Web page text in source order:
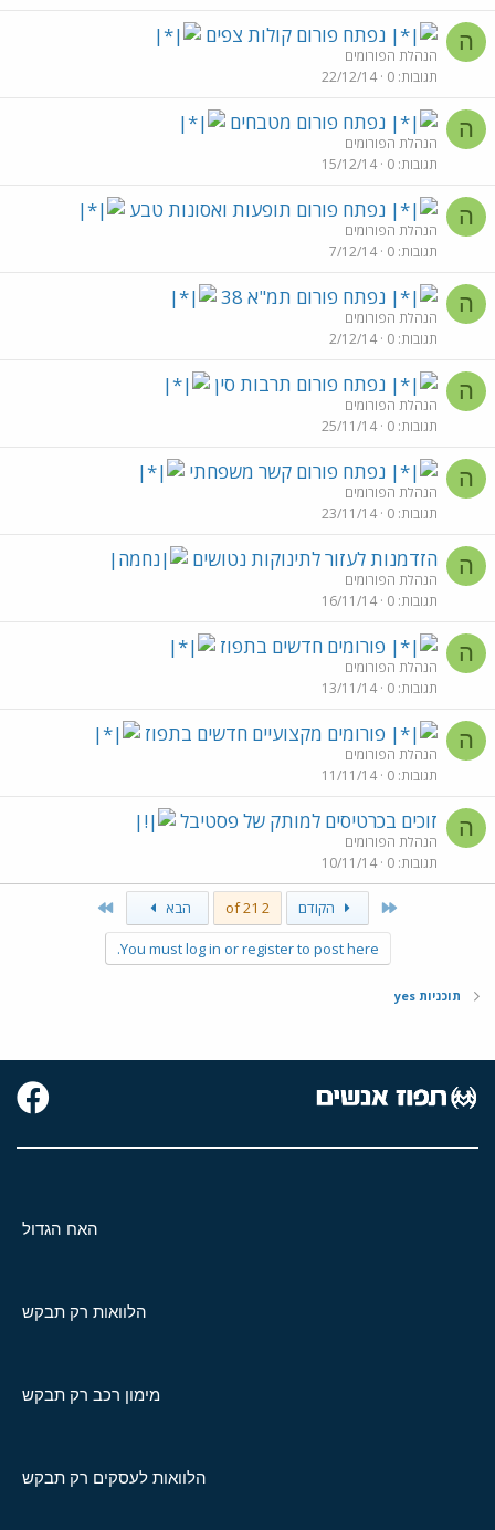
ה נפתח פורום קולות צפים
הנהלת הפורומים
תגובות 0
22/12/14
ה נפתח פורום מטבחים
הנהלת הפורומים
תגובות 0
15/12/14
ה נפתח פורום תופעות ואסונות טבע
הנהלת הפורומים
תגובות 0
7/12/14
ה נפתח פורום תמ"א 38
הנהלת הפורומים
תגובות 0
2/12/14
ה נפתח פורום תרבות סין
הנהלת הפורומים
תגובות 0
25/11/14
ה נפתח פורום קשר משפחתי
הנהלת הפורומים
תגובות 0
23/11/14
ה הזדמנות לעזור לתינוקות נטושים
הנהלת הפורומים
תגובות 0
16/11/14
ה פורומים חדשים בתפוז
הנהלת הפורומים
תגובות 0
13/11/14
ה פורומים מקצועיים חדשים בתפוז
הנהלת הפורומים
תגובות 0
11/11/14
ה זוכים בכרטיסים למותק של פסטיבל
הנהלת הפורומים
תגובות 0
10/11/14
הקודם 2 of 21 הבא
You must log in or register to post here.
תוכניות yes
האח הגדול
הלוואות רק תבקש
מימון רכב רק תבקש
הלוואות לעסקים רק תבקש